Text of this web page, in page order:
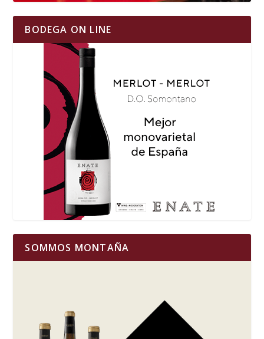
BODEGA ON LINE
SOMMOS MONTAÑA